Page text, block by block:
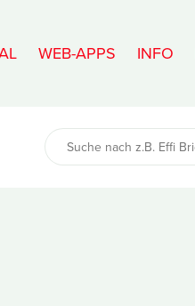
WEB-APPS INFO